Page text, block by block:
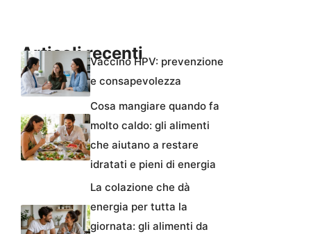
Articoli recentiVaccino HPV: prevenzione
e consapevolezza
Cosa mangiare quando fa
molto caldo: gli alimenti
che aiutano a restare
idratati e pieni di energia
La colazione che dà
energia per tutta la
giornata: gli alimenti da